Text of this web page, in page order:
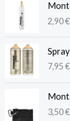
2,90€
7,95€
3,50€